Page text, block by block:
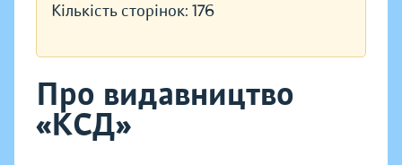
Кількість сторінок: 176
Про видавництво
«КСД»